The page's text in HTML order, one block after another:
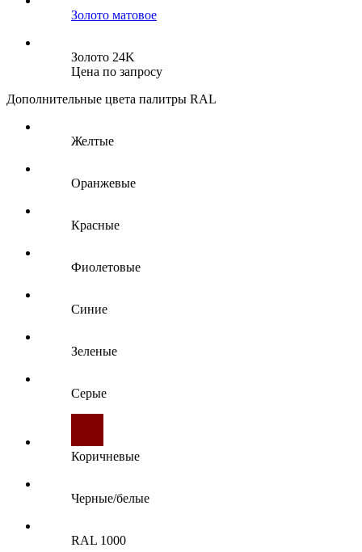
Золото матовое
Золото 24K
Цена по запросу
Дополнительные цвета палитры RAL
Желтые
Оранжевые
Красные
Фиолетовые
Синие
Зеленые
Серые
Коричневые
Черные/белые
RAL 1000